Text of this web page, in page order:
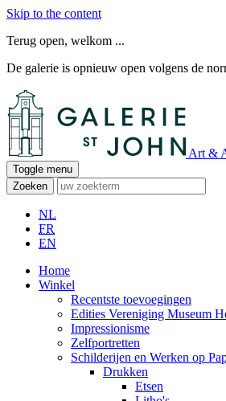
Skip to the content
Terug open, welkom ...
De galerie is opnieuw open volgens de
Art &
Toggle menu
Zoeken
NL
FR
EN
Home
Winkel
Recentste toevoegingen
Edities Vereniging Museum
Impressionisme
Zelfportretten
Schilderijen en Werken op
Drukken
Etsen